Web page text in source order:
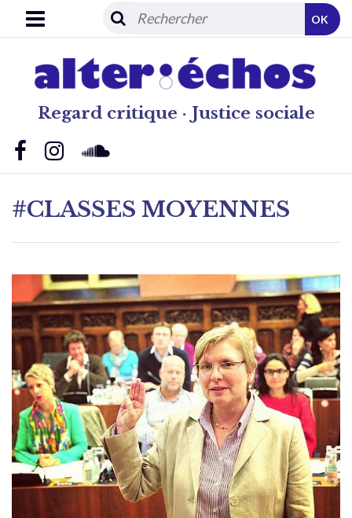
Regard critique · Justice sociale
OK
#CLASSES MOYENNES